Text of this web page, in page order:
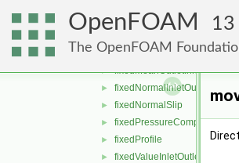
OpenFOAM 13
The OpenFOAM
► fixedInternalValue
► fixedMean
► fixedMeanOutletInlet
► fixedNormalInletOutletVelocity
► fixedNormalSlip
►
► fixedProfile
► fixedValueInletOutlet